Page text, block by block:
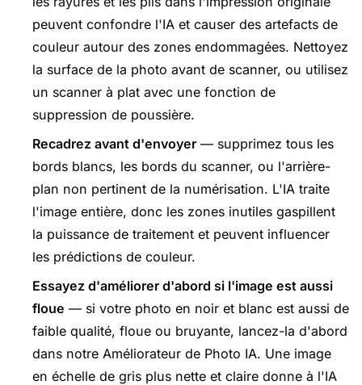
peuvent confondre l'IA et causer des artefacts de
couleur autour des zones endommagées. Nettoyez
la surface de la photo avant de scanner, ou utilisez
un scanner à plat avec une fonction de
suppression de poussière.
Recadrez avant d'envoyer — supprimez tous les
bords blancs, les bords du scanner, ou l'arrière-
plan non pertinent de la numérisation. L'IA traite
l'image entière, donc les zones inutiles gaspillent
la puissance de traitement et peuvent influencer
les prédictions de couleur.
Essayez d'améliorer d'abord si l'image est aussi
floue — si votre photo en noir et blanc est aussi de
faible qualité, floue ou bruyante, lancez-la d'abord
dans notre Améliorateur de Photo IA. Une image
en échelle de gris plus nette et claire donne à l'IA